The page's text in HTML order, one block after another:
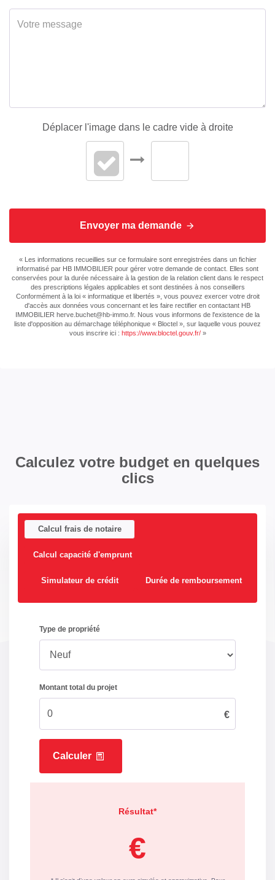
Déplacer l'image dans le cadre vide à droite
Envoyer ma demande
« Les informations recueillies sur ce formulaire sont enregistrées dans un fichier
informatisé par HB IMMOBILIER pour gérer votre demande de contact. Elles sont
conservées pour la durée nécessaire à la gestion de la relation client dans le respect
des prescriptions légales applicables et sont destinées à nos conseillers
Conformément à la loi « informatique et libertés », vous pouvez exercer votre droit
d'accès aux données vous concernant et les faire rectifier en contactant HB
IMMOBILIER herve.buchet@hb-immo.fr. Nous vous informons de l'existence de la
liste d'opposition au démarchage téléphonique « Bloctel », sur laquelle vous pouvez
vous inscrire ici : https://www.bloctel.gouv.fr/»
Calculez votre budget en quelques
clics
Calcul frais de notaire
Calcul capacité d'emprunt
Simulateur de crédit Durée de remboursement